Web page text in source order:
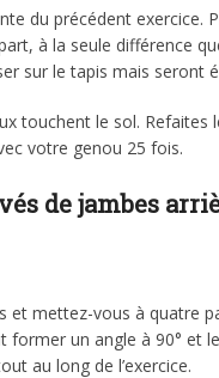
du précédent exercice.
à la seule différence
sur le tapis mais seront
touchent le sol. Refaites
votre genou 25 fois.
de jambes
et mettez-vous à quatre
former un angle à 90° et
au long de l’exercice.